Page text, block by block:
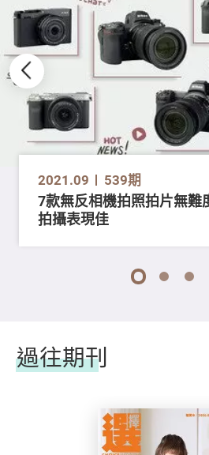
2021.09 539期
7款無反相機拍照拍片無難
拍攝表現佳
1 2 3
過往期刊